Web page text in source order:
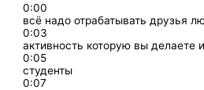
0:00
всё надо отрабатывать друзья
0:03
активность которую вы делаете
0:05
студенты
0:07